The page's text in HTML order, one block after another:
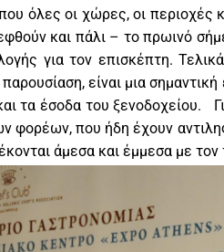
όλες οι χώρες, οι
και πάλι – το πρωινό
για τον επισκέπτη.
είναι μια
τα έσοδα του ξενοδοχείου.
φορέων, που ήδη έχουν
άμεσα και έμμεσα με τον